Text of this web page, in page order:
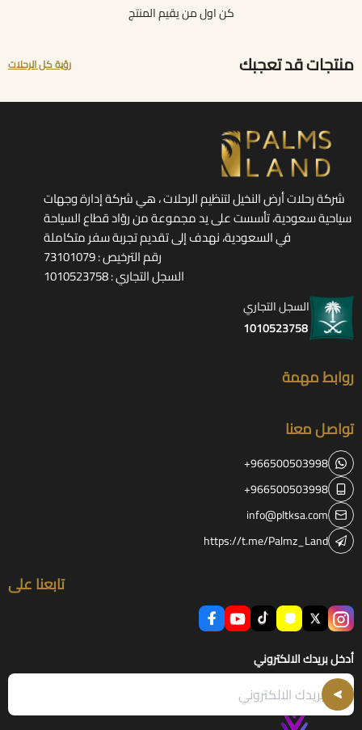
كن اول من يقيم المنتج
منتجات قد تعجبك رؤية كل الرحلات
شركة رحلات أرض النخيل لتنظيم الرحلات ، هي شركة إدارة وجهات
سياحية سعودية، تأسست على يد مجموعة من روّاد قطاع السياحة
في السعودية، نهدف إلى تقديم تجربة سفر متكاملة
رقم الترخيص : 73101079
السجل التجاري : 1010523758
السجل التجاري
1010523758
روابط مهمة
تواصل معنا
+966500503998
+966500503998
info@pltksa.com
https://t.me/Palmz_Land
تابعنا على
أدخل بريدك الالكتروني